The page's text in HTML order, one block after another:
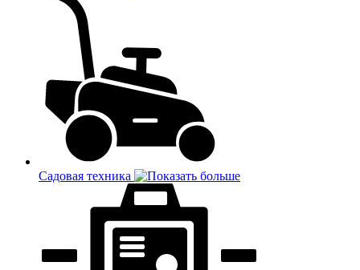
Садовая техника